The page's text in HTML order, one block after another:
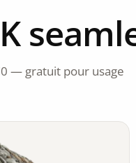
— gratuit pour usage